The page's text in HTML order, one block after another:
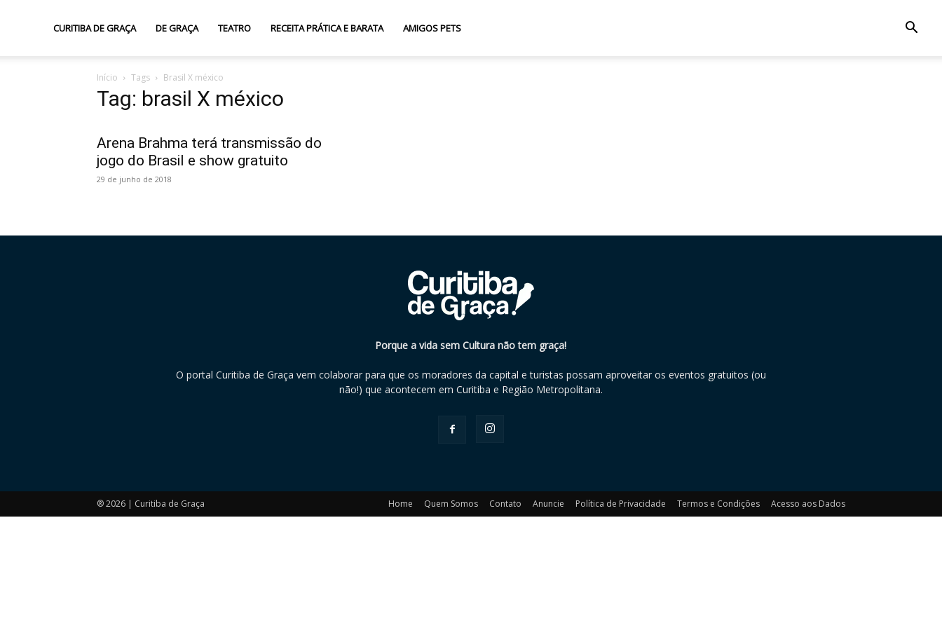
CURITIBA DE GRAÇA DE GRAÇA TEATRO RECEITA PRÁTICA E BARATA AMIGOS PETS
Início Tags Brasil X méxico
Tag: brasil X méxico
Arena Brahma terá transmissão do
jogo do Brasil e show gratuito
29 de junho de 2018
Porque a vida sem Cultura não tem graça!
O portal Curitiba de Graça vem colaborar para que os moradores da capital e turistas possam aproveitar os eventos gratuitos (ou
não!) que acontecem em Curitiba e Região Metropolitana.
Home Quem Somos Contato Anuncie Política de Privacidade Termos e Condições Acesso aos Dados
® 2026 | Curitiba de Graça